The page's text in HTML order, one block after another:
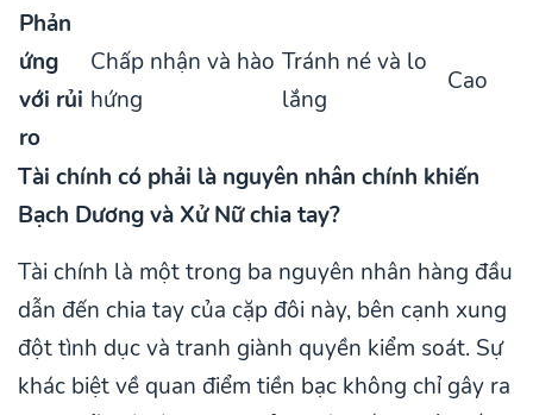
Phản
ứng
với rủi
ro
Chấp nhận và hào
hứng
Tránh né và lo
lắng
Cao
Tài chính có phải là nguyên nhân chính khiến
Bạch Dương và Xử Nữ chia tay?
Tài chính là một trong ba nguyên nhân hàng đầu
dẫn đến chia tay của cặp đôi này, bên cạnh xung
đột tình dục và tranh giành quyền kiểm soát. Sự
khác biệt về quan điểm tiền bạc không chỉ gây ra